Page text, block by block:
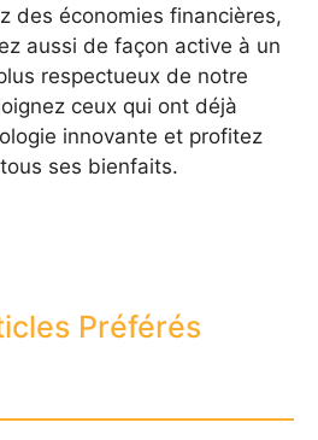
des économies financières,
aussi de façon active à un
respectueux de notre
ceux qui ont déjà
innovante et profitez
ses bienfaits.
Préférés